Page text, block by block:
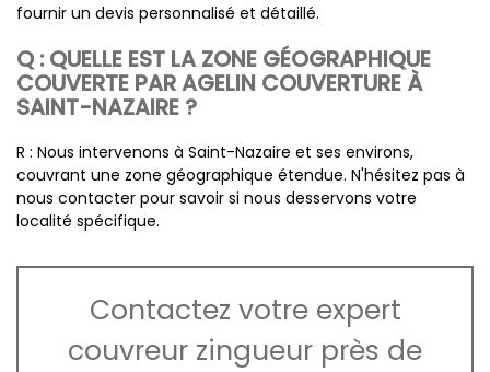
fournir un devis personnalisé et détaillé.
Q : QUELLE EST LA ZONE GÉOGRAPHIQUE
COUVERTE PAR AGELIN COUVERTURE À
SAINT-NAZAIRE ?
R : Nous intervenons à Saint-Nazaire et ses environs,
couvrant une zone géographique étendue. N'hésitez pas à
nous contacter pour savoir si nous desservons votre
localité spécifique.
Contactez votre expert
couvreur zingueur près de